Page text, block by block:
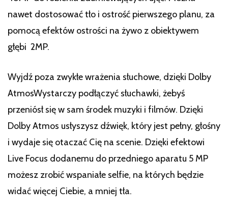
nawet dostosować tło i ostrość pierwszego planu, za
pomocą efektów ostrości na żywo z obiektywem
głębi 2MP.
Wyjdź poza zwykłe wrażenia słuchowe, dzięki Dolby
AtmosWystarczy podłączyć słuchawki, żebyś
przeniósł się w sam środek muzyki i filmów. Dzięki
Dolby Atmos usłyszysz dźwięk, który jest pełny, głośny
i wydaje się otaczać Cię na scenie. Dzięki efektowi
Live Focus dodanemu do przedniego aparatu 5 MP
możesz zrobić wspaniałe selfie, na których będzie
widać więcej Ciebie, a mniej tła.